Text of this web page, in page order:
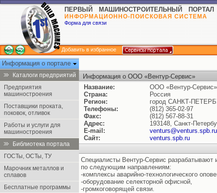
ПЕРВЫЙ МАШИНОСТРОИТЕЛЬНЫЙ ПОРТАЛ
ИНФОРМАЦИОННО-ПОИСКОВАЯ СИСТЕМА
Форма для связи
Добавить в избранное
Информация о портале
Каталоги предприятий
Предприятия
машиностроения
Поставщики проката,
поковок, отливок
Работы и услуги для
машиностроения
Библиотека портала
ГОСТы, ОСТы, ТУ
Марочник металлов и
сплавов
Бесплатные программы
Информация о ООО «Вентур-Сервис»
Название:
ООО «Вентур-Сервис»
Страна:
Россия
Регион:
город САНКТ-
Телефоны:
(812) 365-02-97
Факс:
(812) 567-88-31
Адрес:
193148, Санкт-
E-mail:
venturs@venturs.spb.ru
Сайт:
venturs.spb.ru
Специалисты Вентур-Сервис разрабатывают
по следующим направлениям:
-комплексы аварийно-технологического
-оборудование селекторной офисной,
-громкоговорящей связи.